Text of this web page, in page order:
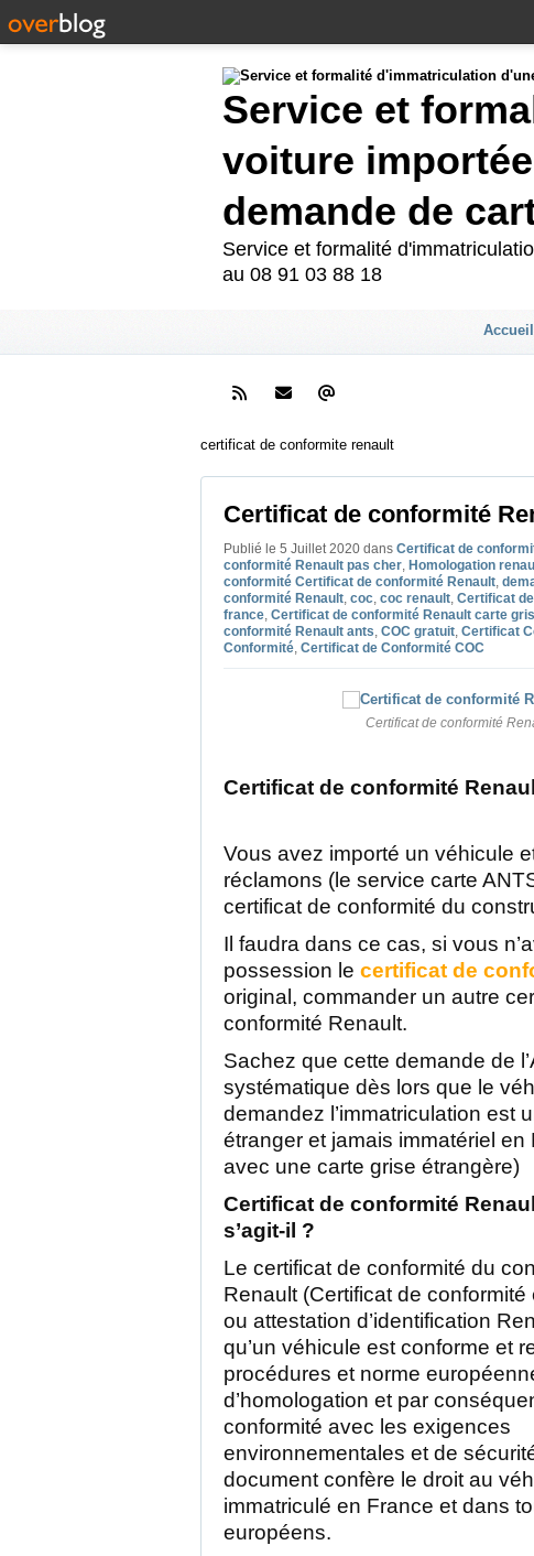
Service et
voiture
demande de
Service et formalité
au 08 91 03 88 18
Accueil
certificat de conformite renault
Certificat de conformité
Publié le 5 Juillet 2020 dans Certificat de
conformité Renault pas cher Homologation
conformité Certificat de conformité Renault
conformité Renault coc coc renault Certificat
france Certificat de conformité Renault carte
conformité Renault ants COC gratuit Certificat
Conformité Certificat de Conformité COC
Certificat de conformité
Certificat de conformité
Vous avez importé un véhicule
réclamons (le service carte
certificat de conformité du
Il faudra dans ce cas, si vous
possession le certificat de
original, commander un autre
conformité Renault.
Sachez que cette demande de
systématique dès lors que le
demandez l’immatriculation est
étranger et jamais immatériel en
avec une carte grise étrangère)
Certificat de conformité
s’agit-il ?
Le certificat de conformité du
Renault (Certificat de
ou attestation d’identification
qu’un véhicule est conforme et
procédures et norme
d’homologation et par
conformité avec les exigences
environnementales et de
document confère le droit au
immatriculé en France et dans
européens.